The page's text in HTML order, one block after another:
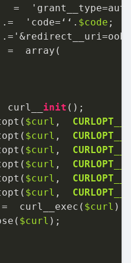
= 'grant_̲type=
.= 'code= ʻ‘. $code
.= ' &redirect_̲uri=
= array(
curl_̲ init ();
$curl ,
$curl ,
$curl ,
$curl ,
$curl ,
$curl ,
= curl_̲exec( $curl );
$curl );